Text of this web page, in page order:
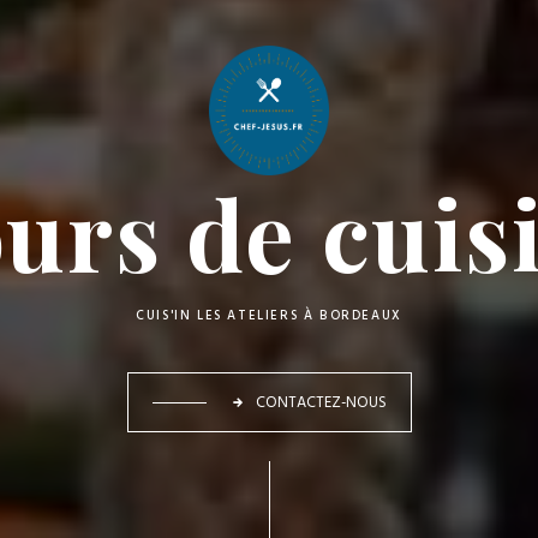
de
CUIS'IN LES ATELIERS À BORDEAUX
CONTACTEZ-NOUS